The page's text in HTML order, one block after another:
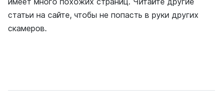
статьи на сайте, чтобы не попасть в руки других
скамеров.